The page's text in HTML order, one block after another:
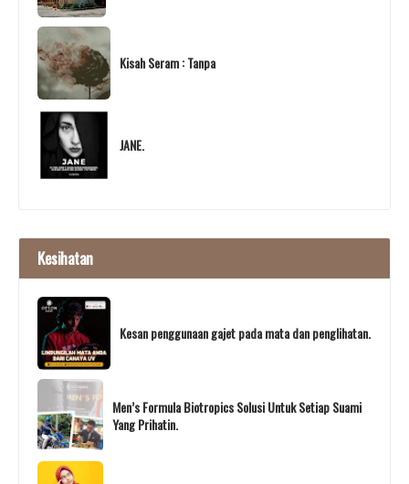
Kisah Seram : Tanpa
JANE.
Kesihatan
Kesan penggunaan gajet pada mata dan penglihatan.
Men’s Formula Biotropics Solusi Untuk Setiap Suami
Yang Prihatin.